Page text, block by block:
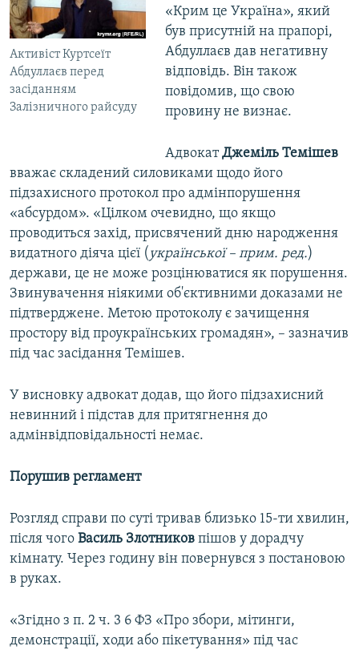
Активіст Куртсеїт
Абдуллаєв перед
засіданням
Залізничного райсуду
«Крим це Україна», який
був присутній на прапорі,
Абдуллаєв дав негативну
відповідь. Він також
повідомив, що свою
провину не визнає.
АдвокатДжеміль Темішев
вважає складений силовиками щодо його
підзахисного протокол про адмінпорушення
«абсурдом». «Цілком очевидно, що якщо
проводиться захід, присвячений дню народження
видатного діяча цієї ( української – прим. ред.)
держави, це не може розцінюватися як порушення.
Звинувачення ніякими об'єктивними доказами не
підтверджене. Метою протоколу є зачищення
простору від проукраїнських громадян», – зазначив
під час засідання Темішев.
У висновку адвокат додав, що його підзахисний
невинний і підстав для притягнення до
адмінвідповідальності немає.
Порушив регламент
Розгляд справи по суті тривав близько 15-ти хвилин,
після чого Василь Злотников пішов у дорадчу
кімнату. Через годину він повернувся з постановою
в руках.
«Згідно з п. 2 ч. 3 6 ФЗ «Про збори, мітинги,
демонстрації, ходи або пікетування» під час